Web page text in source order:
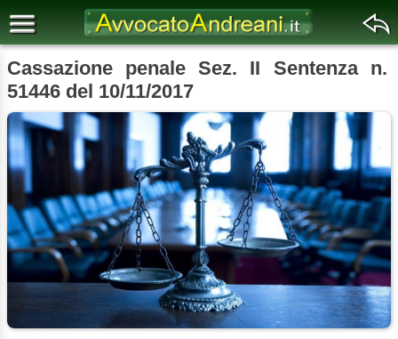
Cassazione penale Sez. II Sentenza n.
51446 del 10/11/2017